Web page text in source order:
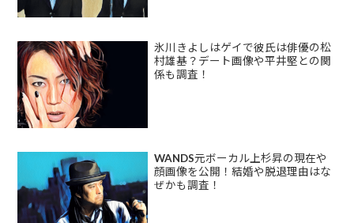
氷川きよしはゲイで彼氏は俳優の松
村雄基？デート画像や平井堅との関
係も調査！
WANDS元ボーカル上杉昇の現在や
顔画像を公開！結婚や脱退理由はな
ぜかも調査！